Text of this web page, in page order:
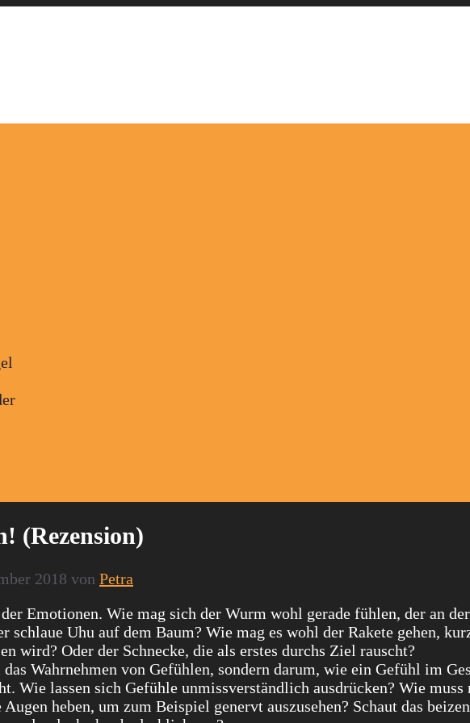
(Rezension)
2018 von Petra
Emotionen. Wie mag sich der Wurm wohl gerade fühlen, der an der
schlaue Uhu auf dem Baum? Wie mag es wohl der Rakete gehen,
wird? Oder der Schnecke, die als erstes durchs Ziel rauscht?
Wahrnehmen von Gefühlen, sondern darum, wie ein Gefühl im
Wie lassen sich Gefühle unmissverständlich ausdrücken? Wie muss
heben, um zum Beispiel genervt auszusehen? Schaut das